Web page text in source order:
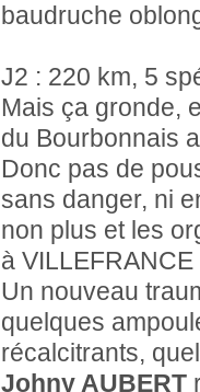
baudruche
J2 : 220 km, 5
Mais ça gronde,
du Bourbonnais
Donc pas de
sans danger, ni
non plus et les
à VILLEFRANCE
Un nouveau
quelques
récalcitrants,
Johny AUBERT